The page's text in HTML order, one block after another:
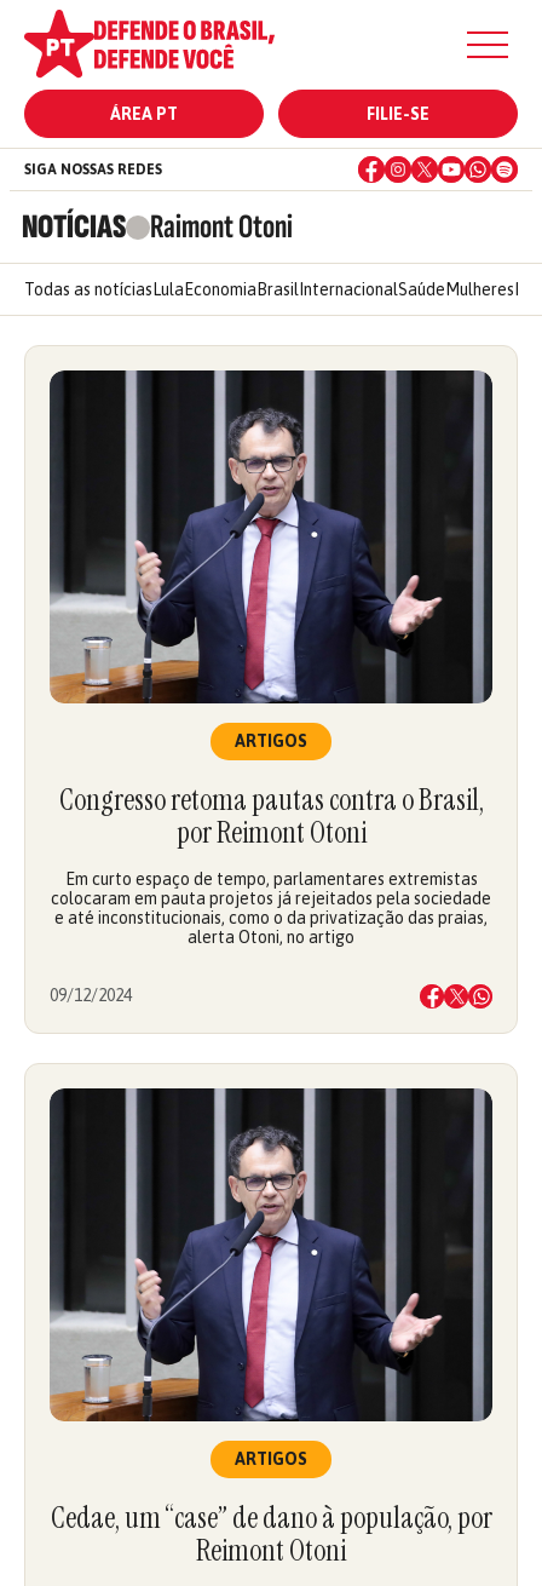
ÁREA PT FILIE-SE
NOTÍCIAS Raimont Otoni
SIGA NOSSAS REDES
Todas as notícias Lula Economia Brasil InternacionalSaúde Mulheres
ARTIGOS
Congresso retoma pautas contra o Brasil,
por Reimont Otoni
Em curto espaço de tempo, parlamentares extremistas
colocaram em pauta projetos já rejeitados pela sociedade
e até inconstitucionais, como o da privatização das praias,
alerta Otoni, no artigo
09/12/2024
ARTIGOS
Cedae, um “case” de dano à população, por
Reimont Otoni